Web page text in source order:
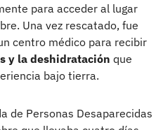
para acceder al lugar
Una vez rescatado, fue
centro médico para recibir
y la deshidratación que
bajo tierra.
de Personas Desaparecidas